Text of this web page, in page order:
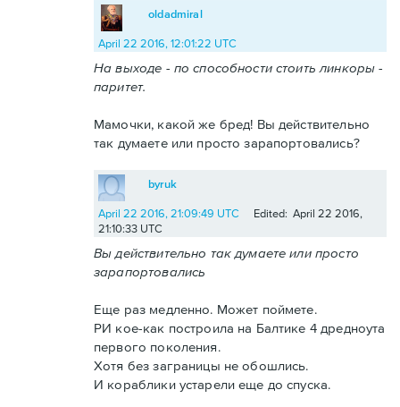
oldadmiral
April 22 2016, 12:01:22 UTC
На выходе - по способности стоить линкоры -
паритет.
Мамочки, какой же бред! Вы действительно
так думаете или просто зарапортовались?
byruk
April 22 2016, 21:09:49 UTC
Edited: April 22 2016,
21:10:33 UTC
Вы действительно так думаете или просто
зарапортовались
Еще раз медленно. Может поймете.
РИ кое-как построила на Балтике 4 дредноута
первого поколения.
Хотя без заграницы не обошлись.
И кораблики устарели еще до спуска.